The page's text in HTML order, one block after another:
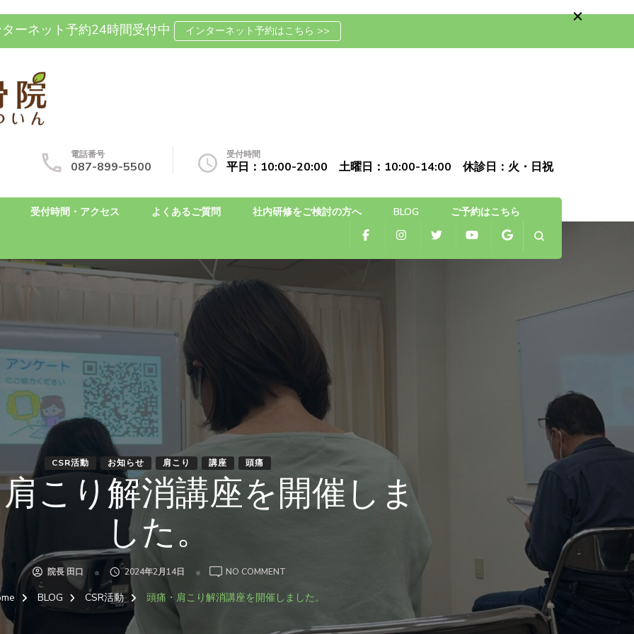
ーネット予約24時間受付中 インターネット予約はこちら >>
骨神経痛の整体なら国分寺整骨院
治療専門の整骨院です
電話番号
087-899-5500
受付時間
平日：10:00-20:00 土曜日：10:00-14:00 休診日：火・日祝
受付時間・アクセス よくあるご質問 社内研修をご検討の方へ BLOG ご予約はこちら
CSR活動 お知らせ 肩こり 講座 頭痛
こり解消講座を開催しま
した。
院長 田口 2024年2月14日 NO COMMENT
肩
BLOG CSR活動 頭痛・肩こり解消講座を開催しました。